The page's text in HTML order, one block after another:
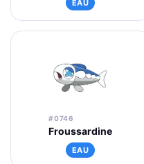
EAU
#0746
Froussardine
EAU